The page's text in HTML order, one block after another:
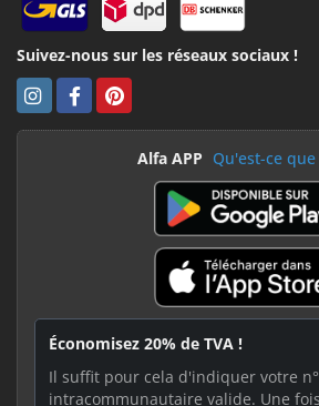
Suivez-nous sur les réseaux sociaux !
Alfa APP Qu'est-ce que
Économisez 20% de TVA !
Il suffit pour cela d'indiquer votre n°
intracommunautaire valide. Une